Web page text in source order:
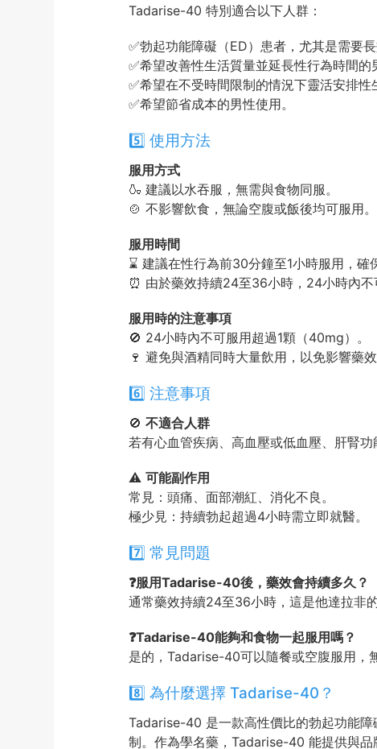
Tadarise-40 特別適合以下人群：
✅勃起功能障礙（ED）患者，尤其是需要長
✅希望改善性生活質量並延長性行為時間的
✅希望在不受時間限制的情況下靈活安排性
✅希望節省成本的男性使用。
5️⃣ 使用方法
服用方式
🍶 建議以水吞服，無需與食物同服。
🍲 不影響飲食，無論空腹或飯後均可服用。
服用時間
⌛ 建議在性行為前30分鐘至1小時服用，確
⏰ 由於藥效持續24至36小時，24小時內不
服用時的注意事項
🚫 24小時內不可服用超過1顆（40mg）。
🍷 避免與酒精同時大量飲用，以免影響藥效
6️⃣ 注意事項
🚫 不適合人群
若有心血管疾病、高血壓或低血壓、肝腎功
⚠️ 可能副作用
常見：頭痛、面部潮紅、消化不良。
極少見：持續勃起超過4小時需立即就醫。
7️⃣ 常見問題
❓服用Tadarise-40後，藥效會持續多久？
通常藥效持續24至36小時，這是他達拉非的
❓Tadarise-40能夠和食物一起服用嗎？
是的，Tadarise-40可以隨餐或空腹服用，
8️⃣ 為什麼選擇 Tadarise-40？
Tadarise-40 是一款高性價比的勃起功能
制。作為學名藥，Tadarise-40 能提供與品